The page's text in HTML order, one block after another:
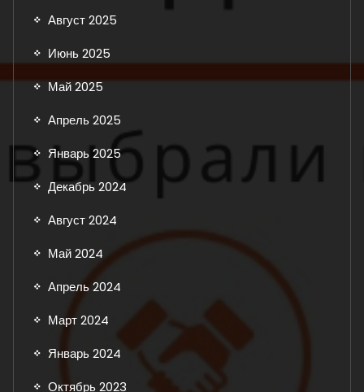
Август 2025
Июнь 2025
Май 2025
Апрель 2025
Январь 2025
Декабрь 2024
Август 2024
Май 2024
Апрель 2024
Март 2024
Январь 2024
Октябрь 2023